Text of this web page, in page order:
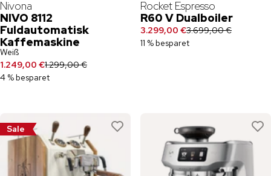
Nivona
NIVO 8112
Fuldautomatisk
Kaffemaskine
Weiß
1.249,00 €1.299,00 €
4 % besparet
Rocket Espresso
R60 V Dualboiler
3.299,00 €3.699,00 €
11 % besparet
Sale